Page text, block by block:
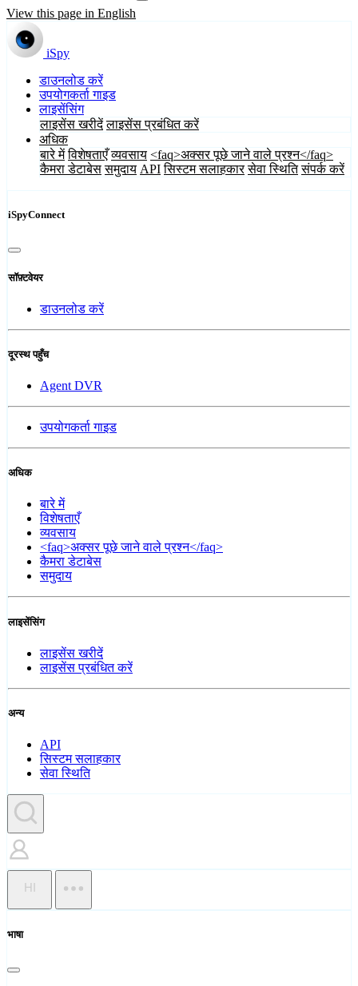
View this page in English
iSpy
डाउनलोड करें
उपयोगकर्ता गाइड
लाइसेंसिंग
लाइसेंस खरीदें लाइसेंस प्रबंधित करें
अधिक
बारे में विशेषताएँ व्यवसाय <faq>अक्सर पूछे जाने वाले प्रश्न</faq>
कैमरा डेटाबेस समुदाय API सिस्टम सलाहकार सेवा स्थिति संपर्क करें
iSpyConnect
सॉफ़्टवेयर
डाउनलोड करें
दूरस्थ पहुँच
Agent DVR
उपयोगकर्ता गाइड
अधिक
बारे में
विशेषताएँ
व्यवसाय
<faq>अक्सर पूछे जाने वाले प्रश्न</faq>
कैमरा डेटाबेस
समुदाय
लाइसेंसिंग
लाइसेंस खरीदें
लाइसेंस प्रबंधित करें
अन्य
API
सिस्टम सलाहकार
सेवा स्थिति
HI
भाषा